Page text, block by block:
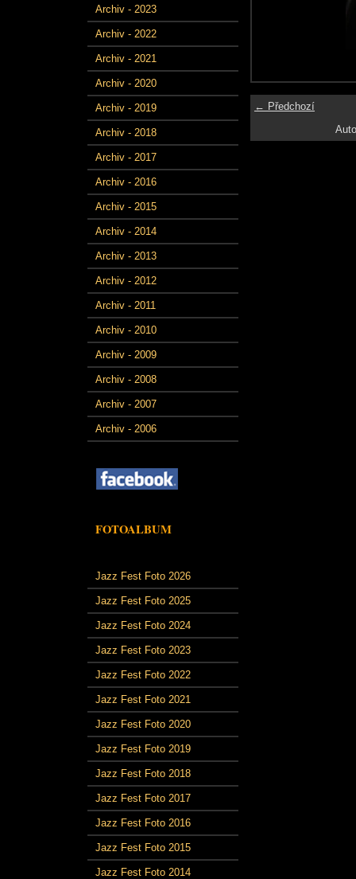
Archiv - 2023
Archiv - 2022
Archiv - 2021
Archiv - 2020
Archiv - 2019
Archiv - 2018
Archiv - 2017
Archiv - 2016
Archiv - 2015
Archiv - 2014
Archiv - 2013
Archiv - 2012
Archiv - 2011
Archiv - 2010
Archiv - 2009
Archiv - 2008
Archiv - 2007
Archiv - 2006
FOTOALBUM
Jazz Fest Foto 2026
Jazz Fest Foto 2025
Jazz Fest Foto 2024
Jazz Fest Foto 2023
Jazz Fest Foto 2022
Jazz Fest Foto 2021
Jazz Fest Foto 2020
Jazz Fest Foto 2019
Jazz Fest Foto 2018
Jazz Fest Foto 2017
Jazz Fest Foto 2016
Jazz Fest Foto 2015
Jazz Fest Foto 2014
← Předchozí